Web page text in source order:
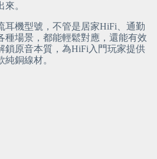
。
耳機型號，不管是居家HiFi、通勤
種場景，都能輕鬆對應，還能有效
鎖原音本質，為HiFi入門玩家提供
銅線材。